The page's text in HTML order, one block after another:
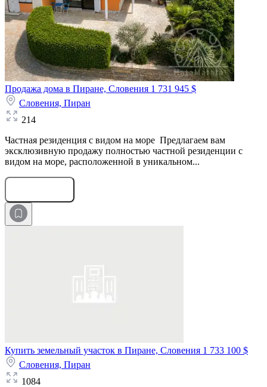
Продажа дома в Пиране, Словения 1 731 945 $
Словения, Пиран
214
Частная резиденция с видом на море Предлагаем вам
эксклюзивную продажу полностью частной резиденции с
видом на море, расположенной в уникальном...
Купить земельный участок в Пиране, Словения 1 733 100 $
Словения, Пиран
1084